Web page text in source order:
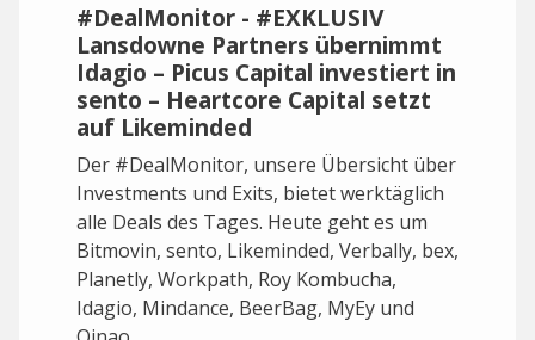
#DealMonitor - #EXKLUSIV
Lansdowne Partners übernimmt
Idagio – Picus Capital investiert in
sento – Heartcore Capital setzt
auf Likeminded
Der #DealMonitor, unsere Übersicht über
Investments und Exits, bietet werktäglich
alle Deals des Tages. Heute geht es um
Bitmovin, sento, Likeminded, Verbally, bex,
Planetly, Workpath, Roy Kombucha,
Idagio, Mindance, BeerBag, MyEy und